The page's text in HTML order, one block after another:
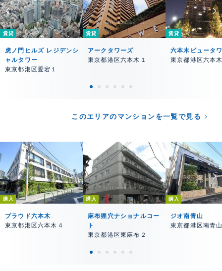
賃貸
虎ノ門ヒルズ レジデンシ
ャルタワー
東京都港区愛宕１
賃貸
アークタワーズ
東京都港区六本木１
賃貸
六本木ビュータ
東京都港区六本
このエリアのマンションを一覧で見る
購入
プラウド六本木
東京都港区六本木４
購入
麻布狸穴ナショナルコー
ト
東京都港区東麻布２
購入
ジオ南青山
東京都港区南青